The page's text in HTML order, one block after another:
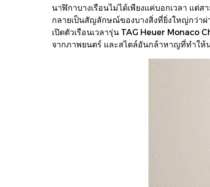
นาฬิกาบางเรือนไม่ได้เพียงแค่บอกเวลา แต่
กลายเป็นสัญลักษณ์ของบางสิ่งที่ยิ่งใหญ่กว่
เปิดตัวเรือนเวลารุ่น TAG Heuer
จากภาพยนตร์ และสไตล์อันกล้าหาญที่ทำให้